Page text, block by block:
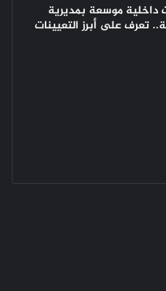
داخلية موسعة بمديرية
تعرف على أبرز التعيينات